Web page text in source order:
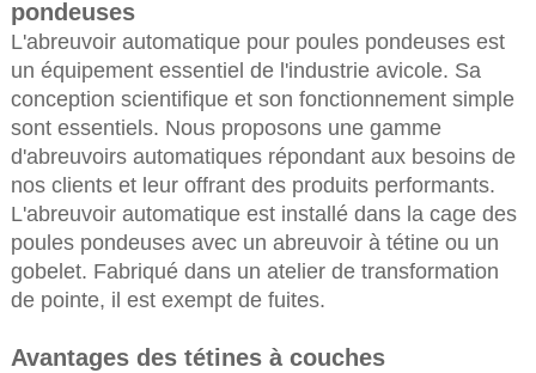
pondeuses
L'abreuvoir automatique pour poules pondeuses est
un équipement essentiel de l'industrie avicole. Sa
conception scientifique et son fonctionnement simple
sont essentiels. Nous proposons une gamme
d'abreuvoirs automatiques répondant aux besoins de
nos clients et leur offrant des produits performants.
L'abreuvoir automatique est installé dans la cage des
poules pondeuses avec un abreuvoir à tétine ou un
gobelet. Fabriqué dans un atelier de transformation
de pointe, il est exempt de fuites.
Avantages des tétines à couches